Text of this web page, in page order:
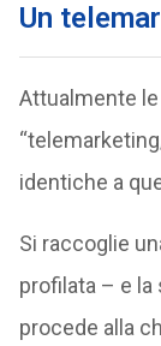
Un
Attualmente
identiche a
Si raccoglie
profilata – e la
procede alla